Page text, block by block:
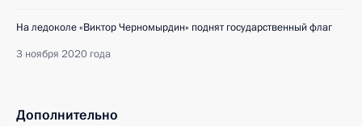
На ледоколе «Виктор Черномырдин» поднят государственный флаг
3 ноября 2020 года
Дополнительно